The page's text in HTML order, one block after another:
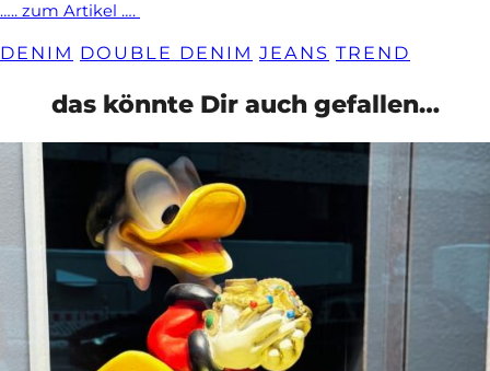
….. zum Artikel ….
DENIM DOUBLE DENIM JEANS TREND
das könnte Dir auch gefallen…